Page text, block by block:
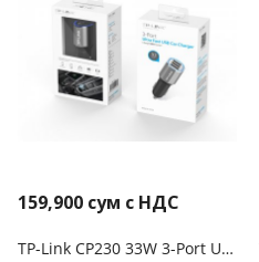
159,900 сум с НДС
TP-Link CP230 33W 3-Port USB автомобильное зарядное устройство